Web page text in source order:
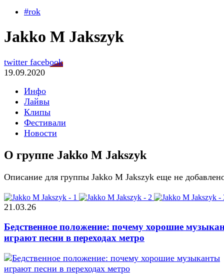
#rok
Jakko M Jakszyk
twitter facebook
19.09.2020
Инфо
Лайвы
Клипы
Фестивали
Новости
О группе Jakko M Jakszyk
Описание для группы Jakko M Jakszyk еще не
21.03.26
Бедственное положение: почему хорошие
играют песни в переходах метро